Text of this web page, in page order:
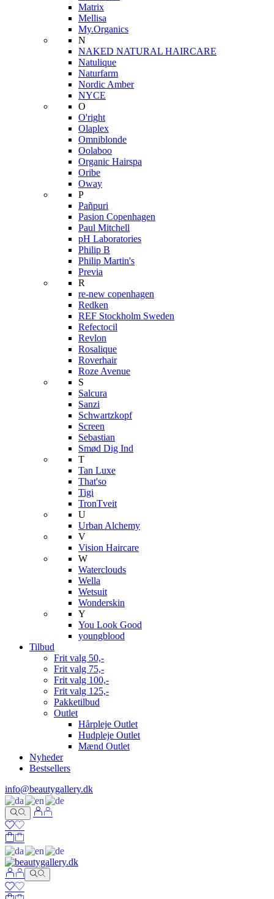
Matrix
Mellisa
My.Organics
N
NAKED NATURAL HAIRCARE
Natulique
Naturfarm
Nordic Amber
NYCE
O
O'right
Olaplex
Omniblonde
Oolaboo
Organic Hairspa
Oribe
Oway
P
Pañpuri
Pasion Copenhagen
Paul Mitchell
pH Laboratories
Philip B
Philip Martin's
Previa
R
re-new copenhagen
Redken
REF Stockholm Sweden
Refectocil
Revlon
Rosalique
Roverhair
Roze Avenue
S
Salcura
Sanzi
Schwartzkopf
Screen
Sebastian
Smød Dig Ind
T
Tan Luxe
That'so
Tigi
TronTveit
U
Urban Alchemy
V
Vision Haircare
W
Waterclouds
Wella
Wetsuit
Wonderskin
Y
You Look Good
youngblood
Tilbud
Frit valg 50,-
Frit valg 75,-
Frit valg 100,-
Frit valg 125,-
Pakketilbud
Outlet
Hårpleje Outlet
Hudpleje Outlet
Mænd Outlet
Nyheder
Bestsellers
info@beautygallery.dk